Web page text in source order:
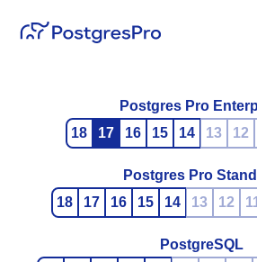
Postgres Pro
18
17 16 15 14 13 12
Postgres Pro
18
17 16 15 14 13 12
PostgreSQL